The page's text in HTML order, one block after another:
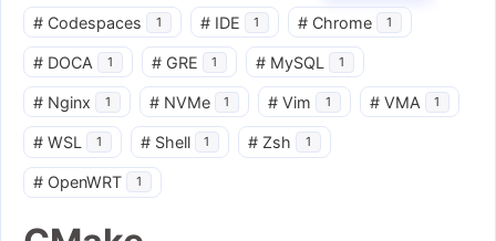
# Codespaces 1 # IDE 1 # Chrome 1
# DOCA 1 # GRE 1 # MySQL 1
# Nginx 1 # NVMe 1 # Vim 1 # VMA 1
# WSL 1 # Shell 1 # Zsh 1
# OpenWRT 1